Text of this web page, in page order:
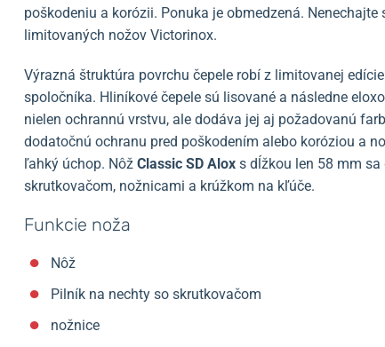
poškodeniu a korózii. Ponuka je obmedzená.
limitovaných nožov Victorinox.
Výrazná štruktúra povrchu čepele robí z limitovanej
spoločníka. Hliníkové čepele sú lisované a následne
nielen ochrannú vrstvu, ale dodáva jej aj požadovanú
dodatočnú ochranu pred poškodením alebo koróziou a
ľahký úchop. Nôž Classic SD Alox s dĺžkou len 58 mm
skrutkovačom, nožnicami a krúžkom na kľúče.
Funkcie noža
Nôž
Pilník na nechty so skrutkovačom
nožnice